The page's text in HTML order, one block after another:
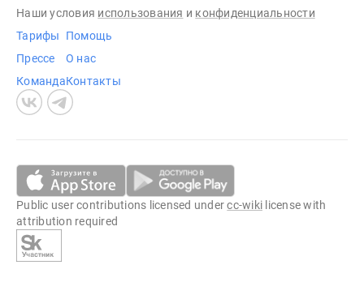
Наши условия использования и конфиденциальности
Тарифы
Прессе
Команда
Помощь
О нас
Контакты
Public user contributions licensed undercc-wiki license with
attribution required